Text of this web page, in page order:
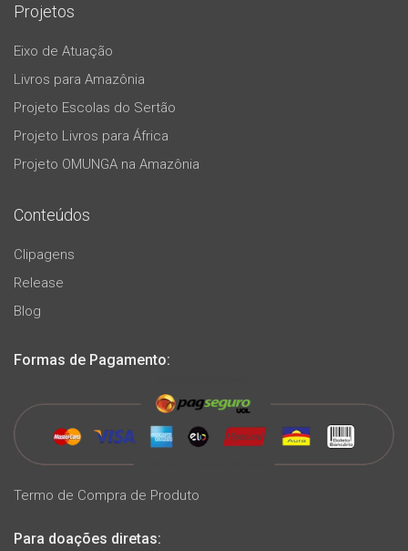
Projetos
Eixo de Atuação
Livros para Amazônia
Projeto Escolas do Sertão
Projeto Livros para África
Projeto OMUNGA na Amazônia
Conteúdos
Clipagens
Release
Blog
Formas de Pagamento:
Termo de Compra de Produto
Para doações diretas: